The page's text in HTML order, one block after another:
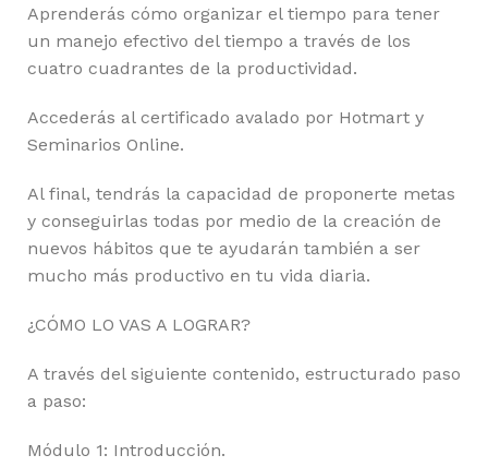
Aprenderás cómo organizar el tiempo para tener
un manejo efectivo del tiempo a través de los
cuatro cuadrantes de la productividad.
Accederás al certificado avalado por Hotmart y
Seminarios Online.
Al final, tendrás la capacidad de proponerte metas
y conseguirlas todas por medio de la creación de
nuevos hábitos que te ayudarán también a ser
mucho más productivo en tu vida diaria.
¿CÓMO LO VAS A LOGRAR?
A través del siguiente contenido, estructurado paso
a paso:
Módulo 1: Introducción.